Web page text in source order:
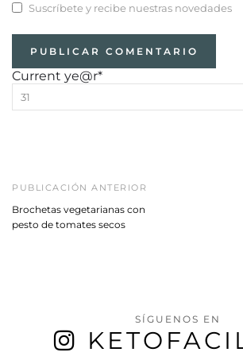
Suscríbete y recibe nuestras novedades
Current ye@r*
PUBLICACIÓN ANTERIOR
Brochetas vegetarianas con
pesto de tomates secos
SÍGUENOS EN